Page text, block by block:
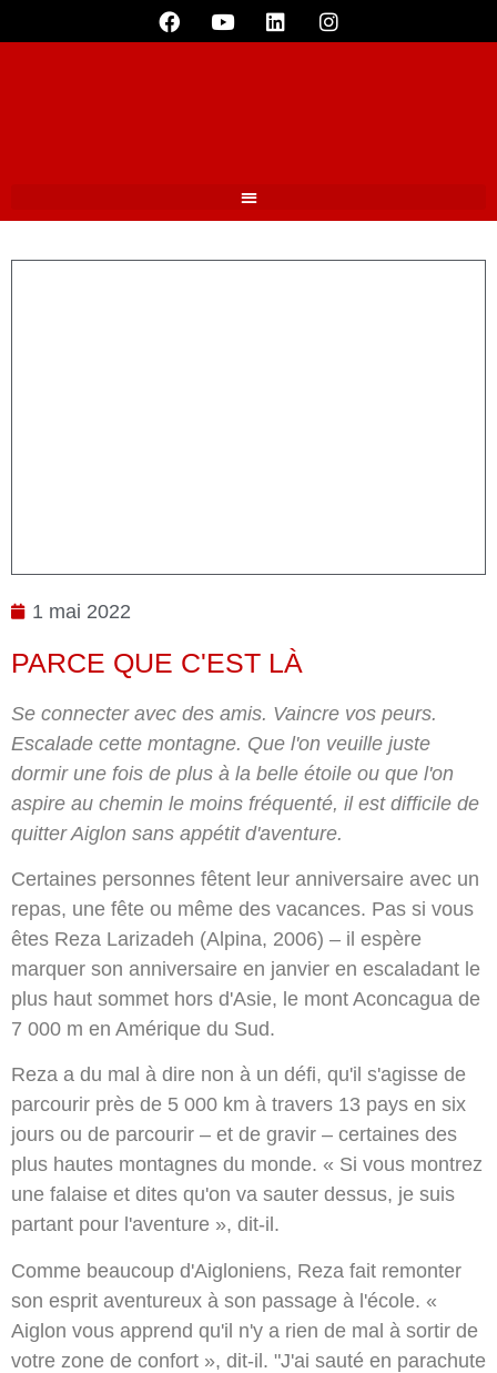
1 mai 2022
PARCE QUE C'EST LÀ
Se connecter avec des amis. Vaincre vos peurs.
Escalade cette montagne. Que l'on veuille juste
dormir une fois de plus à la belle étoile ou que l'on
aspire au chemin le moins fréquenté, il est difficile de
quitter Aiglon sans appétit d'aventure.
Certaines personnes fêtent leur anniversaire avec un
repas, une fête ou même des vacances. Pas si vous
êtes Reza Larizadeh (Alpina, 2006) – il espère
marquer son anniversaire en janvier en escaladant le
plus haut sommet hors d'Asie, le mont Aconcagua de
7 000 m en Amérique du Sud.
Reza a du mal à dire non à un défi, qu'il s'agisse de
parcourir près de 5 000 km à travers 13 pays en six
jours ou de parcourir – et de gravir – certaines des
plus hautes montagnes du monde. « Si vous montrez
une falaise et dites qu'on va sauter dessus, je suis
partant pour l'aventure », dit-il.
Comme beaucoup d'Aigloniens, Reza fait remonter
son esprit aventureux à son passage à l'école. «
Aiglon vous apprend qu'il n'y a rien de mal à sortir de
votre zone de confort », dit-il. "J'ai sauté en parachute